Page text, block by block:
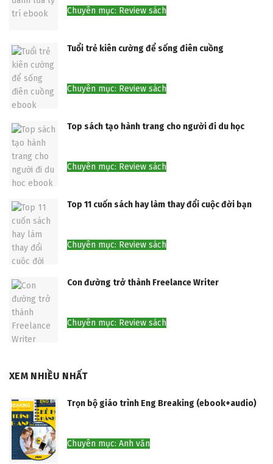
Chuyên mục: Review sách
Tuổi trẻ kiên cường để sống điên cuồng
Chuyên mục: Review sách
Top sách tạo hành trang cho người đi du học
Chuyên mục: Review sách
Top 11 cuốn sách hay làm thay đổi cuộc đời bạn
Chuyên mục: Review sách
Con đường trở thành Freelance Writer
Chuyên mục: Review sách
XEM NHIỀU NHẤT
Trọn bộ giáo trình Eng Breaking (ebook+audio)
Chuyên mục: Anh văn